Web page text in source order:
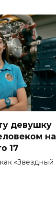
девушку
на
17
«Звездный